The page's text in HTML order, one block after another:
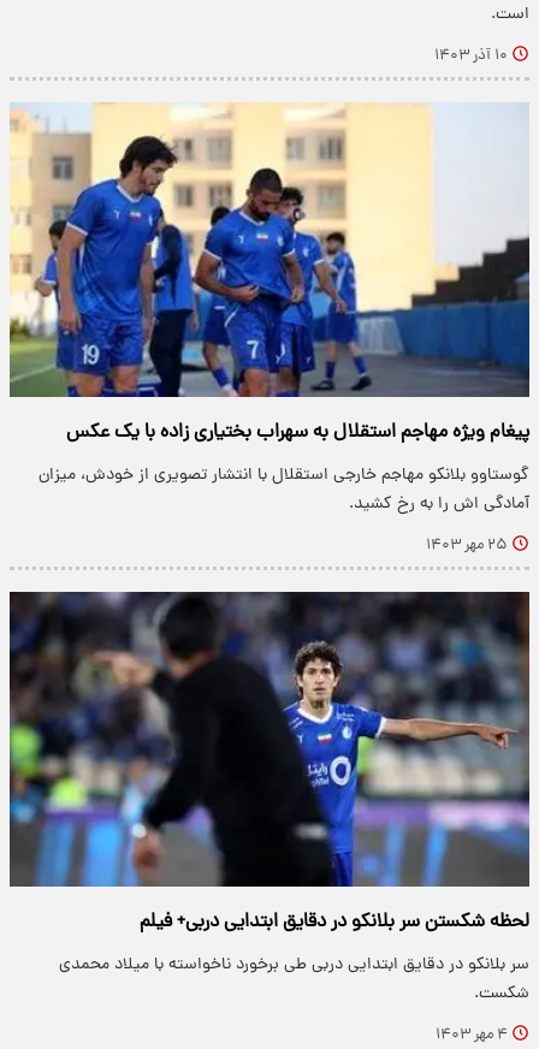
است.
۱۰ آذر ۱۴۰۳
پیغام ویژه مهاجم استقلال به سهراب بختیاری زاده با یک عکس
گوستاوو بلانکو مهاجم خارجی استقلال با انتشار تصویری از خودش، میزان
آمادگی اش را به رخ کشید.
۲۵ مهر ۱۴۰۳
لحظه شکستن سر بلانکو در دقایق ابتدایی دربی+ فیلم
سر بلانکو در دقایق ابتدایی دربی طی برخورد ناخواسته با میلاد محمدی
شکست.
۴ مهر ۱۴۰۳